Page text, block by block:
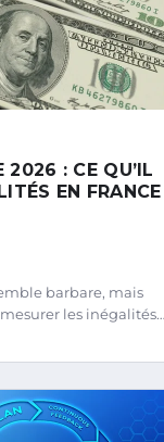
2026 : CE QU’IL
EN FRANCE
barbare, mais
les inégalités…